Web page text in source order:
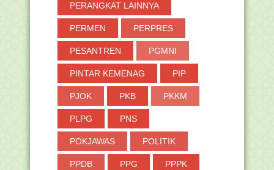
PERANGKAT LAINNYA
PERMEN PERPRES
PESANTREN PGMNI
PINTAR KEMENAG PIP
PJOK PKB PKKM
PLPG PNS
POKJAWAS POLITIK
PPDB PPG PPPK